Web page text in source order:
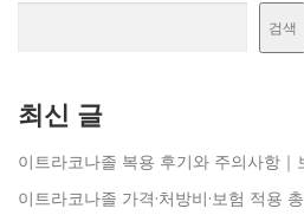
검색
최신 글
이트라코나졸 복용 후기와 주의사항
이트라코나졸 가격·처방비·보험 적용